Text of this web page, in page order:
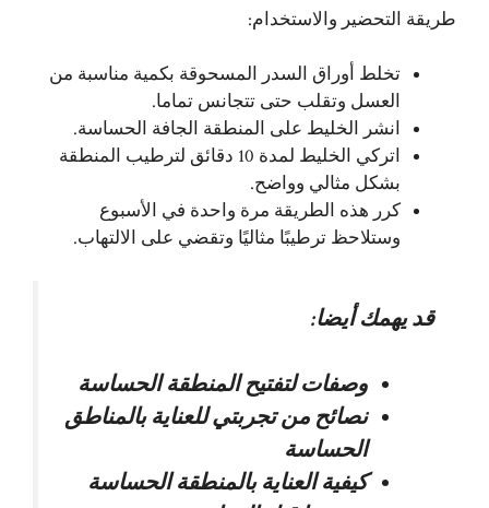
طريقة التحضير والاستخدام:
تخلط أوراق السدر المسحوقة بكمية مناسبة من
العسل وتقلب حتى تتجانس تماما.
انشر الخليط على المنطقة الجافة الحساسة.
اتركي الخليط لمدة 10 دقائق لترطيب المنطقة
بشكل مثالي وواضح.
كرر هذه الطريقة مرة واحدة في الأسبوع
وستلاحظ ترطيبًا مثاليًا وتقضي على الالتهاب.
قد يهمك أيضا:
وصفات لتفتيح المنطقة الحساسة
نصائح من تجربتي للعناية بالمناطق
الحساسة
كيفية العناية بالمنطقة الحساسة